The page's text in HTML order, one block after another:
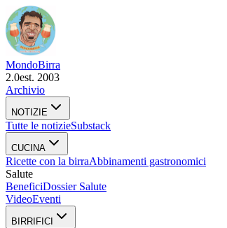
MondoBirra
2.0est. 2003
Archivio
NOTIZIE
Tutte le notizieSubstack
CUCINA
Ricette con la birraAbbinamenti gastronomici
Salute
BeneficiDossier Salute
VideoEventi
BIRRIFICI